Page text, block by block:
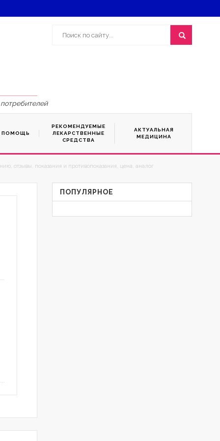
ПОМОЩЬ
РЕКОМЕНДУЕМЫЕ
ЛЕКАРСТВЕННЫЕ
СРЕДСТВА
АКТУАЛЬНАЯ
МЕДИЦИНА
отзывы, показания и противопоказания, цена, аналог
ПОПУЛЯРНОЕ